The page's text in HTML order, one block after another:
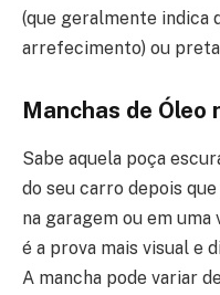
(que geralmente indica
arrefecimento) ou
Manchas de Óleo
Sabe aquela poça
do seu carro depois
na garagem ou em uma
é a prova mais visual e
A mancha pode variar